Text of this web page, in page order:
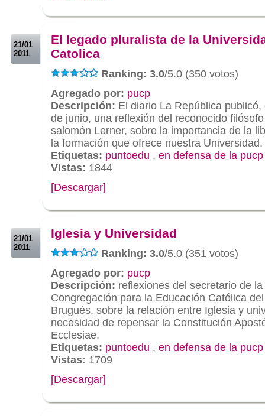
21/01
2011
El legado pluralista de la
Catolica
Ranking: 3.0/5.0 (350 votos)
Agregado por: pucp
Descripción: El diario La República
de junio, una reflexión del reconocido
salomón Lerner, sobre la importancia de la
la formación que ofrece nuestra Universidad.
Etiquetas: puntoedu , en defensa de la pucp
Vistas: 1844
[Descargar]
21/01
2011
Iglesia y Universidad
Ranking: 3.0/5.0 (351 votos)
Agregado por: pucp
Descripción: reflexiones del secretario de la
Congregación para la Educación Católica
Bruguès, sobre la relación entre Iglesia y
necesidad de repensar la Constitución
Ecclesiae.
Etiquetas: puntoedu , en defensa de la pucp
Vistas: 1709
[Descargar]